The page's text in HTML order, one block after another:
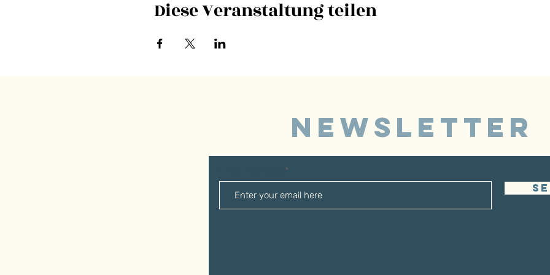
Diese Veranstaltung teilen
NEWSLETTER